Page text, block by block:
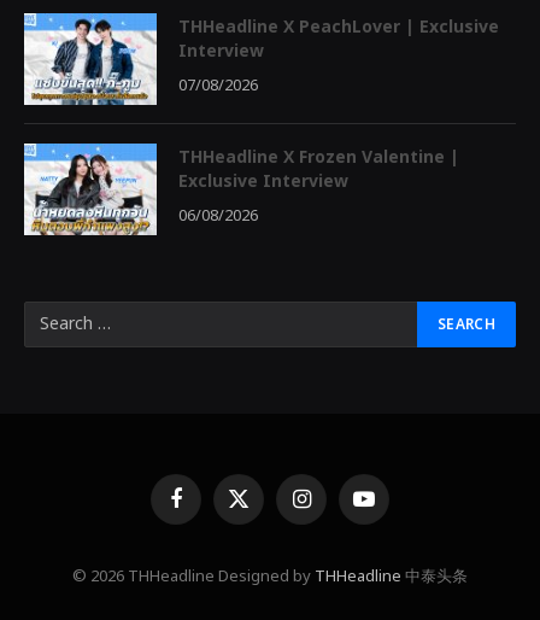
THHeadline X PeachLover | Exclusive
Interview
07/08/2026
THHeadline X Frozen Valentine |
Exclusive Interview
06/08/2026
FacebookX
(Twitter)
InstagramYouTube
© 2026 THHeadline Designed by THHeadline 中泰头条